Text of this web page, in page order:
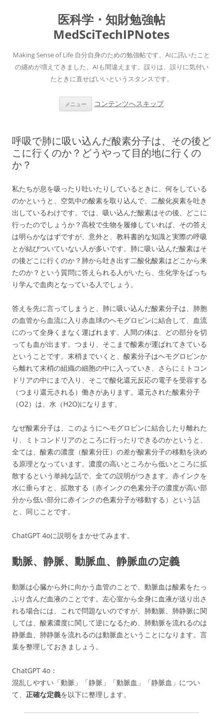
医科学・知財勉強帖
MedSciTechIPNotes
Making Sense of Life 自分自身のための勉強帖です。AIに訊いたこと
の纏めが増えてきました。AIも間違えます。誤りは、誤りに気付い
たときに直せばいいというスタンスです。
メニュー コンテンツへスキップ
呼吸で肺に吸い込んだ酸素分子は、その後ど
こに行くのか？どうやって目的地に行くの
か？
私たちが息を吸ったり吐いたりしているときに、何をしている
のかというと、空気中の酸素を取り込んで、二酸化炭素を吐き
出しているわけです。では、吸い込んだ酸素はその後、どこに
行ったのでしょうか？高校で生物を履修していれば、その答え
は明らかなはずですが、意外と、教科書的な知識と実際の呼吸
とが結びついていない人が多いです。肺に吸い込んだ酸素はそ
の後どこに行くのか？肺から吐き出す二酸化酸素はどこから来
たのか？という質問に答えられる人がいたら、生化学をばっち
り学んで血肉となっている人でしょう。
答えを先に言ってしまうと、肺に吸い込んだ酸素分子は、肺胞
の血管から血流に入り赤血球のヘモグロビンに結合して、血流
にのって全身くまなく運ばれます。人間の体は、どの部分を切
っても血が出ます。つまり、そこまで酸素が運ばれてきている
ということです。末梢までいくと、酸素分子はヘモグロビンか
ら離れて末梢の組織の細胞の中に入っていき、さらにミトコン
ドリアの中にまで入り、そこで酸化還元反応の電子を受容する
（つまり還元される）働きがあります。還元された酸素分子
（O2）は、水（H2O)になります。
なぜ酸素分子は、このようにヘモグロビンに結合したり離れた
り、ミトコンドリアのところに行ったりできるのかというと、
全ては、酸素の濃度（酸素分圧）の差が酸素分子の移動を決め
る原理となっています。濃度の高いところから低いところに拡
散するという単純な話で、全ての説明がつきます。赤インクを
水に垂らすと、拡散する（赤インクの色素分子の濃度が高い部
分から低い部分に赤インクの色素分子が移動する）という話
と、同じことです。
ChatGPT 4oに説明をまかせてみます。
動脈、静脈、動脈血、静脈血の定義
動脈は心臓から外に向かう血管のことで、動脈血は酸素をたっ
ぷり含んだ血液のことです。左心室から全身に血液が送り出さ
れる場合には、これで問題ないのですが、肺動脈、肺静脈に関
しては、酸素濃度に関して逆になるため、肺動脈を流れるのは
静脈血、肺静脈を流れるのは動脈血ということになります。言
葉を整理しておきましょう。
ChatGPT 4o：
混乱しやすい「動脈」「静脈」「動脈血」「静脈血」につい
て、 正確な定義を以下に整理します。